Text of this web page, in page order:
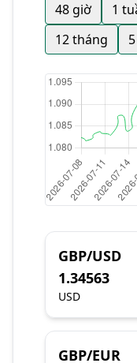
48 giờ 1
12 tháng
GBP/USD
1.34563
USD
GBP/EUR